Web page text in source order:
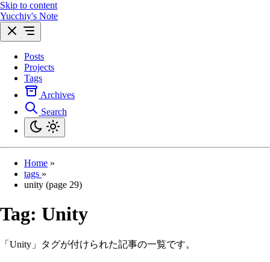
Skip to content
Yucchiy's Note
Posts
Projects
Tags
Archives
Search
Home »
tags »
unity (page 29)
Tag: Unity
「Unity」タグが付けられた記事の一覧です。